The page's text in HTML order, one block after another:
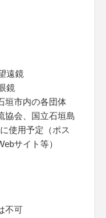
遠鏡
鏡
垣市内の各団体
協会、国立石垣島
使用予定（ポス
サイト等）
不可